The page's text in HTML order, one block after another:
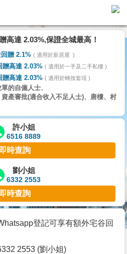
高達 2.03%,保證全城最高！
贈 2.1% 適用於新居屋
贈高達 2.03% 適用於一手及二手私樓
贈高達 2.03% 適用於轉按套現
的自僱人士、
產審批(適合收入不足人士)、唐樓、村
許小姐
6516 8889
時查詢
劉小姐
6332 2553
時查詢
登記可享有額外宅谷回
2553 (劉小姐)